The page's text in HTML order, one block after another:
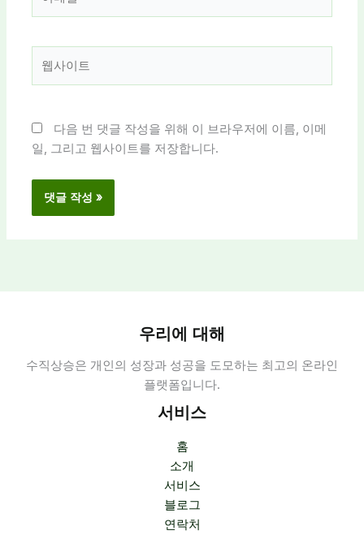
*
다음 번 댓글 작성을 위해 이 브라우저에 이름, 이메
일, 그리고 웹사이트를 저장합니다.
우리에 대해
수직상승은 개인의 성장과 성공을 도모하는 최고의 온라인
플랫폼입니다.
서비스
홈
소개
서비스
블로그
연락처